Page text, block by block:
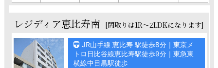
レジディア恵比寿南 [間取りは1R～2LDKになります]
JR山手線 恵比寿 駅徒歩8分｜東京メ
トロ日比谷線恵比寿駅徒歩9分｜東急東
横線中目黒駅徒歩